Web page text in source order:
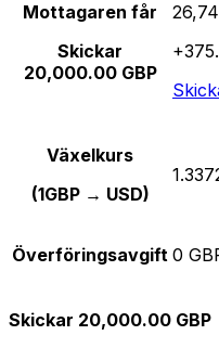
Mottagaren får
Skickar
20,000.00 GBP
Växelkurs
(1GBP → USD)
Överföringsavgift 0
Skickar 20,000.00 GBP